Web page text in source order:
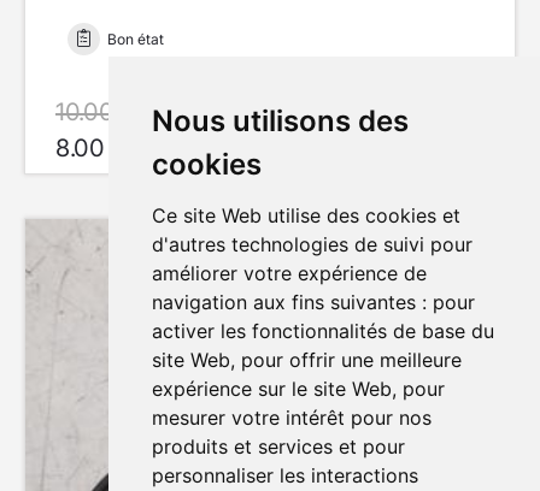
Nous utilisons des
cookies
Ce site Web utilise des cookies et
d'autres technologies de suivi pour
améliorer votre expérience de
navigation aux fins suivantes : pour
activer les fonctionnalités de base du
site Web, pour offrir une meilleure
expérience sur le site Web, pour
mesurer votre intérêt pour nos
produits et services et pour
personnaliser les interactions
Bon état
10.00 €
8.00 €
avec le code SUMMER20